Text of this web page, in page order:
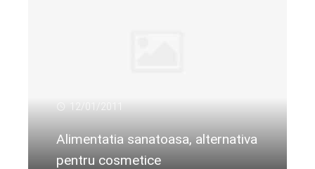
12/01/2011
Alimentatia sanatoasa, alternativa
pentru cosmetice